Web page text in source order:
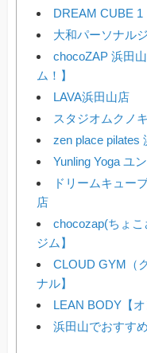
DREAM CUBE 1
大和パーソナル
chocoZAP 浜田
ム！】
LAVA浜田山店
スタジオムクノキ
zen place pilates
Yunling Yoga ユ
ドリームキュー
店
chocozap(ちょ
ジム】
CLOUD GYM（
ナル】
LEAN BODY【
浜田山でおすす